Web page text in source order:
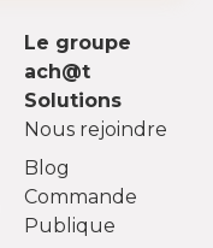
Le groupe
ach@t
Solutions
Nous rejoindre
Blog
Commande
Publique